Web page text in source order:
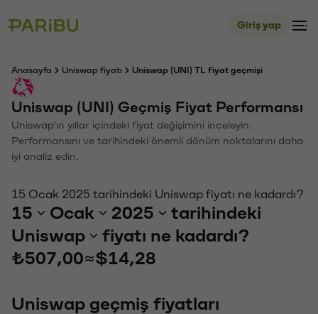
Giriş yap
Anasayfa Uniswap fiyatı Uniswap (UNI) TL fiyat geçmişi
Uniswap (UNI) Geçmiş Fiyat Performansı
Uniswap'ın yıllar içindeki fiyat değişimini inceleyin.
Performansını ve tarihindeki önemli dönüm noktalarını daha
iyi analiz edin.
15 Ocak 2025 tarihindeki Uniswap fiyatı ne kadardı?
15 Ocak 2025
tarihindeki
Uniswap
fiyatı ne kadardı?
₺507,00≈$14,28
Uniswap geçmiş fiyatları